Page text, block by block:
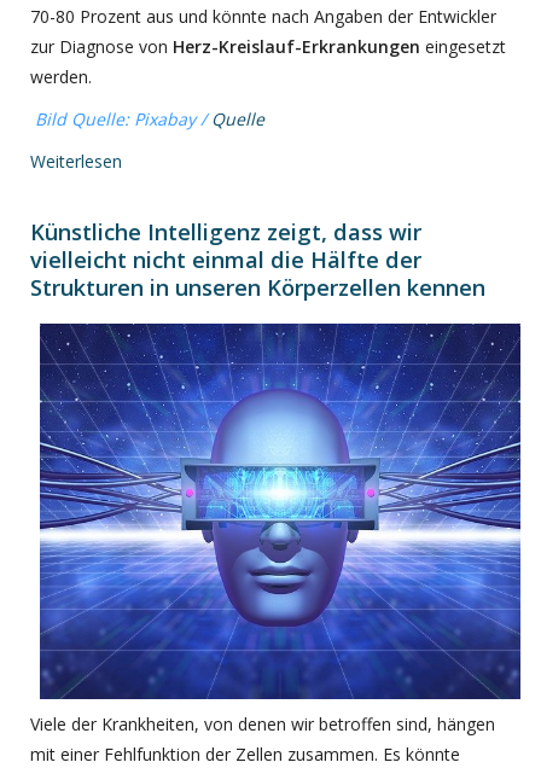
70-80 Prozent aus und könnte nach Angaben der Entwickler
zur Diagnose von Herz-Kreislauf-Erkrankungen eingesetzt
werden.
Bild Quelle: Pixabay /Quelle
Weiterlesen
Künstliche Intelligenz zeigt, dass wir
vielleicht nicht einmal die Hälfte der
Strukturen in unseren Körperzellen kennen
Viele der Krankheiten, von denen wir betroffen sind, hängen
mit einer Fehlfunktion der Zellen zusammen. Es könnte